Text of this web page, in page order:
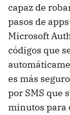
capaz de
pasos de
Microsoft
códigos que
es más
por SMS que
minutos para